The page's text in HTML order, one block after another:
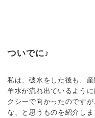
ついでに♪
私は、破水をした後も、
羊水が流れ出ているよう
クシーで向かったのです
な、と思うものを紹介しま